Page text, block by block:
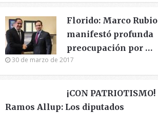
Florido: Marco Rubio
manifestó profunda
preocupación por …
30 de marzo de 2017
¡CON PATRIOTISMO!
Ramos Allup: Los diputados